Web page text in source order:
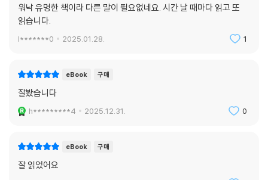
워낙 유명한 책이라 다른 말이 필요없네요. 시간 날 때마다 읽고 또
읽습니다.
l*******0 2025.01.28. 1
eBook 구매
잘봤습니다
h*********4 2025.12.31. 0
eBook 구매
잘 읽었어요